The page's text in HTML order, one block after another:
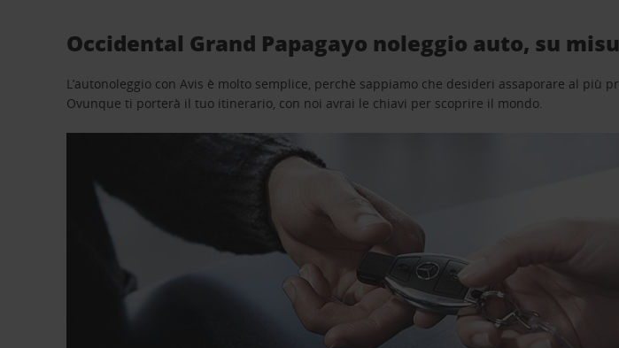
Occidental Grand Papagayo noleggio auto, su
L’autonoleggio con Avis è molto semplice, perchè sappiamo che desideri assaporare al
Ovunque ti porterà il tuo itinerario, con noi avrai le chiavi per scoprire il mondo.